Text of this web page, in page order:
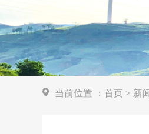
当前位置 ： 首页 > 新